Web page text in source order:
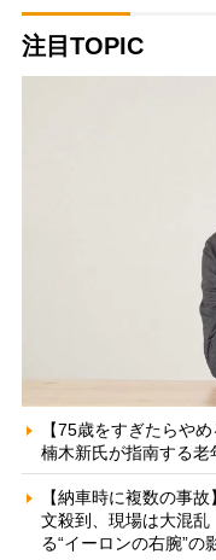
注目TOPIC
【75歳をすぎたらや
楠木新氏が指南する
【納車時に複数の事
文殺到、現場は大混
る“イーロンの右腕”の